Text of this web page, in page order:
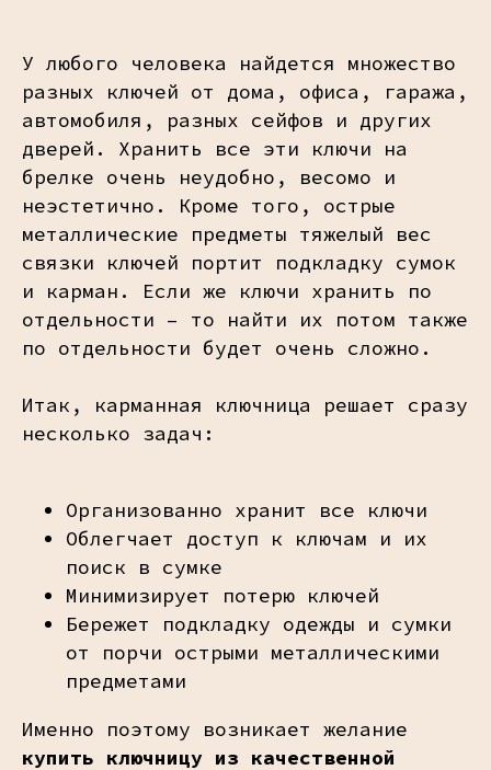
У любого человека найдется множество
разных ключей от дома, офиса, гаража,
автомобиля, разных сейфов и других
дверей. Хранить все эти ключи на
брелке очень неудобно, весомо и
неэстетично. Кроме того, острые
металлические предметы тяжелый вес
связки ключей портит подкладку сумок
и карман. Если же ключи хранить по
отдельности – то найти их потом также
по отдельности будет очень сложно.
Итак, карманная ключница решает сразу
несколько задач:
Организованно хранит все ключи
Облегчает доступ к ключам и их
поиск в сумке
Минимизирует потерю ключей
Бережет подкладку одежды и сумки
от порчи острыми металлическими
предметами
Именно поэтому возникает желание
купить ключницу из качественной